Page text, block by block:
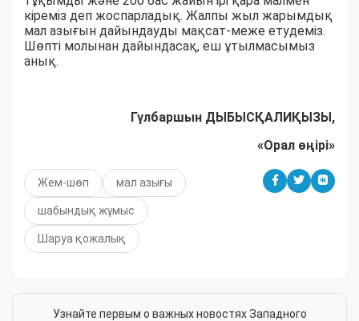
кіреміз деп жоспарладық. Жалпы жыл жарымдық
мал азығын дайындауды мақсат-меже етудеміз.
Шөпті молынан дайындасақ, еш ұтылмасымыз
анық.
Гүлбаршын ДЫБЫСҚАЛИҚЫЗЫ,
«Орал өңірі»
Жем-шөп мал азығы
шабындық жұмыс
Шаруа қожалық
Узнайте первым о важных новостях Западного